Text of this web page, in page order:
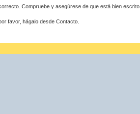
Compruebe y asegúrese de que está bien escrito.
favor, hágalo desde Contacto.